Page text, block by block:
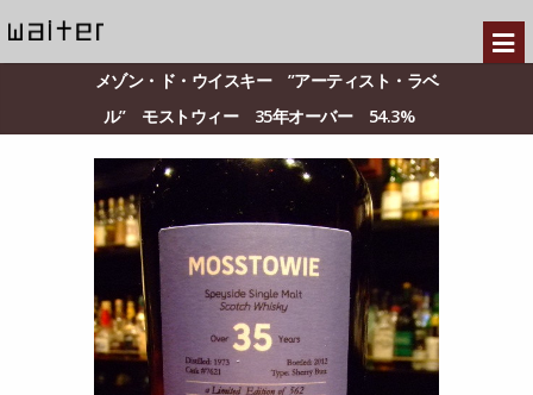
メゾン・ド・ウイスキー ”アーティスト・ラベ
ル” モストウィー 35年オーバー 54.3%